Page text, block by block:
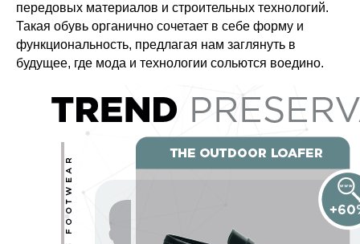
передовых материалов и строительных технологий.
Такая обувь органично сочетает в себе форму и
функциональность, предлагая нам заглянуть в
будущее, где мода и технологии сольются воедино.